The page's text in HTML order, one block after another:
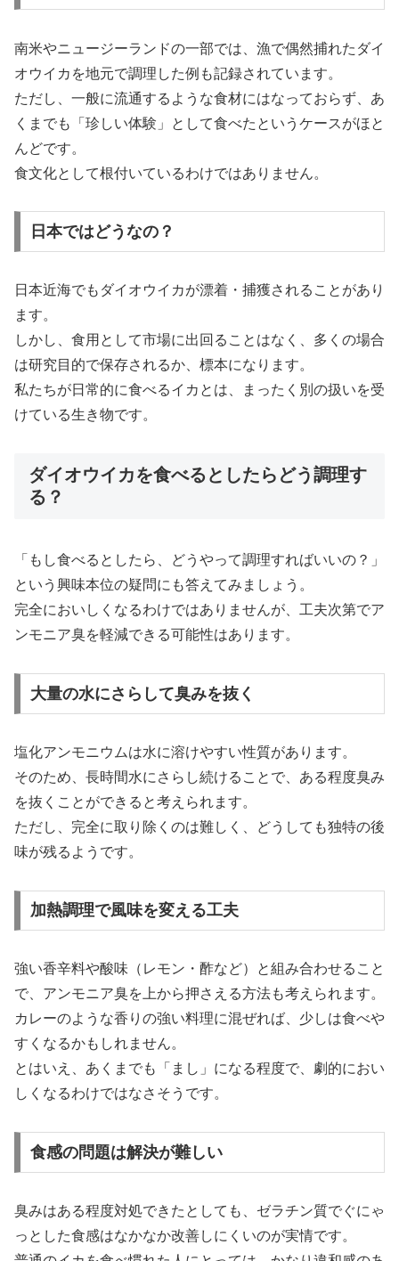
南米やニュージーランドの一部では、漁で偶然捕れたダイ
オウイカを地元で調理した例も記録されています。
ただし、一般に流通するような食材にはなっておらず、あ
くまでも「珍しい体験」として食べたというケースがほと
んどです。
食文化として根付いているわけではありません。
日本ではどうなの？
日本近海でもダイオウイカが漂着・捕獲されることがあり
ます。
しかし、食用として市場に出回ることはなく、多くの場合
は研究目的で保存されるか、標本になります。
私たちが日常的に食べるイカとは、まったく別の扱いを受
けている生き物です。
ダイオウイカを食べるとしたらどう調理す
る？
「もし食べるとしたら、どうやって調理すればいいの？」
という興味本位の疑問にも答えてみましょう。
完全においしくなるわけではありませんが、工夫次第でア
ンモニア臭を軽減できる可能性はあります。
大量の水にさらして臭みを抜く
塩化アンモニウムは水に溶けやすい性質があります。
そのため、長時間水にさらし続けることで、ある程度臭み
を抜くことができると考えられます。
ただし、完全に取り除くのは難しく、どうしても独特の後
味が残るようです。
加熱調理で風味を変える工夫
強い香辛料や酸味（レモン・酢など）と組み合わせること
で、アンモニア臭を上から押さえる方法も考えられます。
カレーのような香りの強い料理に混ぜれば、少しは食べや
すくなるかもしれません。
とはいえ、あくまでも「まし」になる程度で、劇的におい
しくなるわけではなさそうです。
食感の問題は解決が難しい
臭みはある程度対処できたとしても、ゼラチン質でぐにゃ
っとした食感はなかなか改善しにくいのが実情です。